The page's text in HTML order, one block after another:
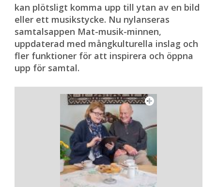
kan plötsligt komma upp till ytan av en bild
eller ett musikstycke. Nu nylanseras
samtalsappen Mat-musik-minnen,
uppdaterad med mångkulturella inslag och
fler funktioner för att inspirera och öppna
upp för samtal.